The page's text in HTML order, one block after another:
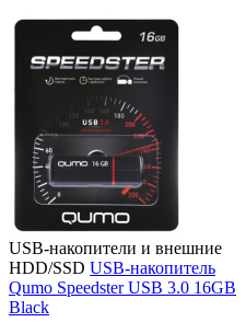
USB-накопители и внешние
HDD/SSD USB-накопитель
Qumo Speedster USB 3.0 16GB
Black